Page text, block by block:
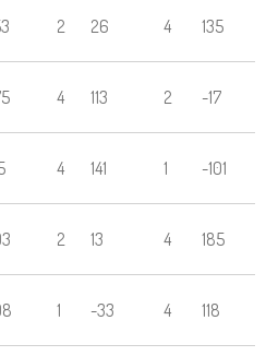
2 26 4 135
4 113 2 -17
4 141 1 -101
2 13 4 185
1 -33 4 118